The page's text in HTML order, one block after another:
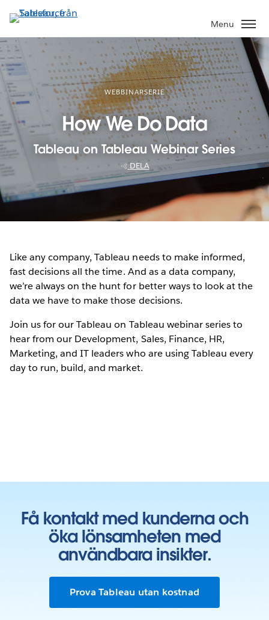
vidare
till
huvudinnehållet
Menu
WEBBINARSERIE
How We Do Data
Tableau on Tableau Webinar Series
DELA
Like any company, Tableau needs to make informed,
fast decisions all the time. And as a data company,
we’re always on the hunt for better ways to look at the
data we have to make those decisions.
Join us for our Tableau on Tableau webinar series to
hear from our Development, Sales, Finance, HR,
Marketing, and IT leaders who are using Tableau every
day to run, build, and market.
Få kontakt med kunderna och
öka lönsamheten med
användbara insikter.
Prova Tableau utan kostnad